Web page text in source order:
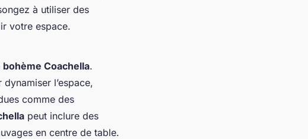
à utiliser des
votre espace.
bohème Coachella.
l’espace,
comme des
peut inclure des
en centre de table.